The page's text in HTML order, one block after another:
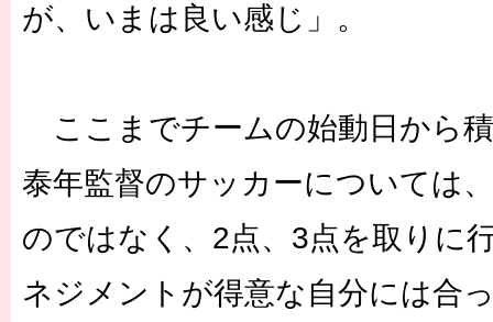
が、いまは良い感じ」。
ここまでチームの始動日から
泰年監督のサッカーについては
のではなく、2点、3点を取りに
ネジメントが得意な自分には合